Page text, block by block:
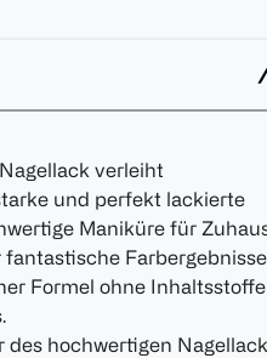
verleiht
und perfekt lackierte
Maniküre für
Formel ohne Inhaltsstoffe
des hochwertigen